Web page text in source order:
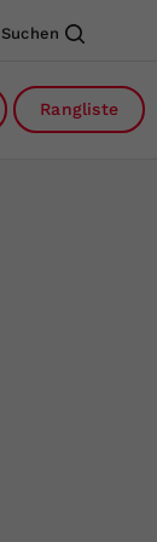
Suchen
Rangliste